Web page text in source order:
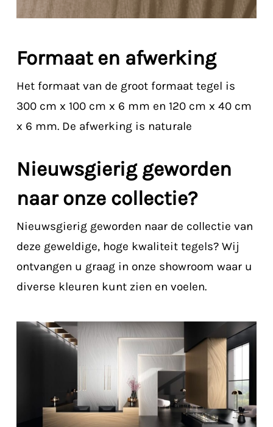
Formaat en afwerking
Het formaat van de groot formaat tegel is
300 cm x 100 cm x 6 mm en 120 cm x 40 cm
x 6 mm. De afwerking is naturale
Nieuwsgierig geworden
naar onze collectie?
Nieuwsgierig geworden naar de collectie van
deze geweldige, hoge kwaliteit tegels? Wij
ontvangen u graag in onze showroom waar u
diverse kleuren kunt zien en voelen.